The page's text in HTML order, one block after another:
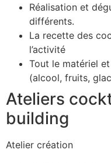
Réalisation et
différents.
La recette des
l’activité
Tout le matériel
(alcool, fruits,
Ateliers
building
Atelier création